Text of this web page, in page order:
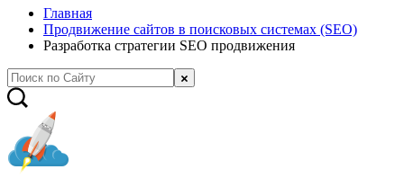
Главная
Продвижение сайтов в поисковых системах (SEO)
Разработка стратегии SEO продвижения